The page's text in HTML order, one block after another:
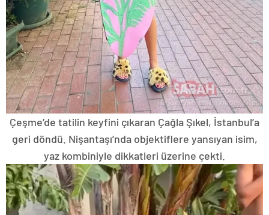
Çeşme’de tatilin keyfini çıkaran Çağla Şıkel, İstanbul’a
geri döndü. Nişantaşı’nda objektiflere yansıyan isim,
yaz kombiniyle dikkatleri üzerine çekti.